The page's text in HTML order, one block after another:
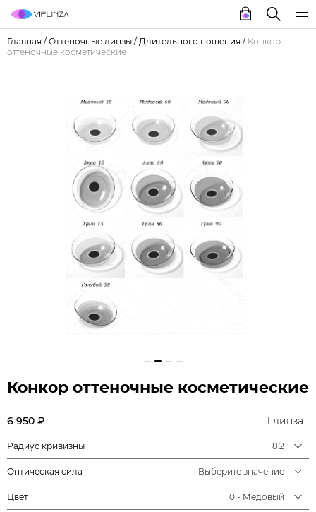
Главная / Оттеночные линзы / Длительного ношения / Конкор
оттеночные косметические
Конкор оттеночные косметические
6 950 ₽ 1 линза
Радиус кривизны 8.2
Оптическая сила Выберите значение
Цвет 0 - Медовый